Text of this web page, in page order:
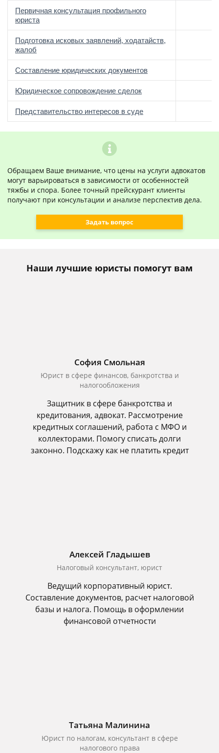
Первичная консультация профильного
юриста
Подготовка исковых заявлений, ходатайств,
жалоб
Составление юридических документов
Юридическое сопровождение сделок
Представительство интересов в суде
Обращаем Ваше внимание, что цены на услуги адвокатов
могут варьироваться в зависимости от особенностей
тяжбы и спора. Более точный прейскурант клиенты
получают при консультации и анализе перспектив дела.
Задать вопрос
Наши лучшие юристы помогут вам
София Смольная
Юрист в сфере финансов, банкротства и
налогообложения
Защитник в сфере банкротства и
кредитования, адвокат. Рассмотрение
кредитных соглашений, работа с МФО и
коллекторами. Помогу списать долги
законно. Подскажу как не платить кредит
Алексей Гладышев
Налоговый консультант, юрист
Ведущий корпоративный юрист.
Составление документов, расчет налоговой
базы и налога. Помощь в оформлении
финансовой отчетности
Татьяна Малинина
Юрист по налогам, консультант в сфере
налогового права